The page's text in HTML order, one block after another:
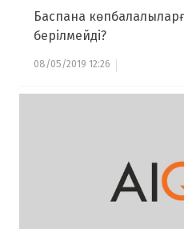
Баспана
берілмейді?
08/05/2019 12:26